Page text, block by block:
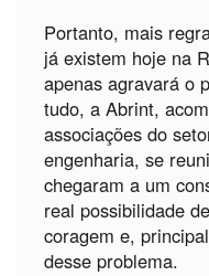
Portanto, mais
já existem hoje na
apenas agravará o
tudo, a Abrint,
associações do
engenharia, se
chegaram a um
real possibilidade
coragem e,
desse problema.